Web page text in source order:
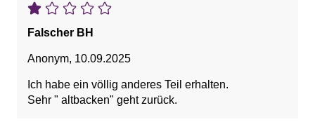
Falscher BH
Anonym, 10.09.2025
Ich habe ein völlig anderes Teil erhalten.
Sehr " altbacken" geht zurück.